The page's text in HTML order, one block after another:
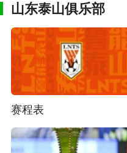
山东泰山俱乐部
赛程表